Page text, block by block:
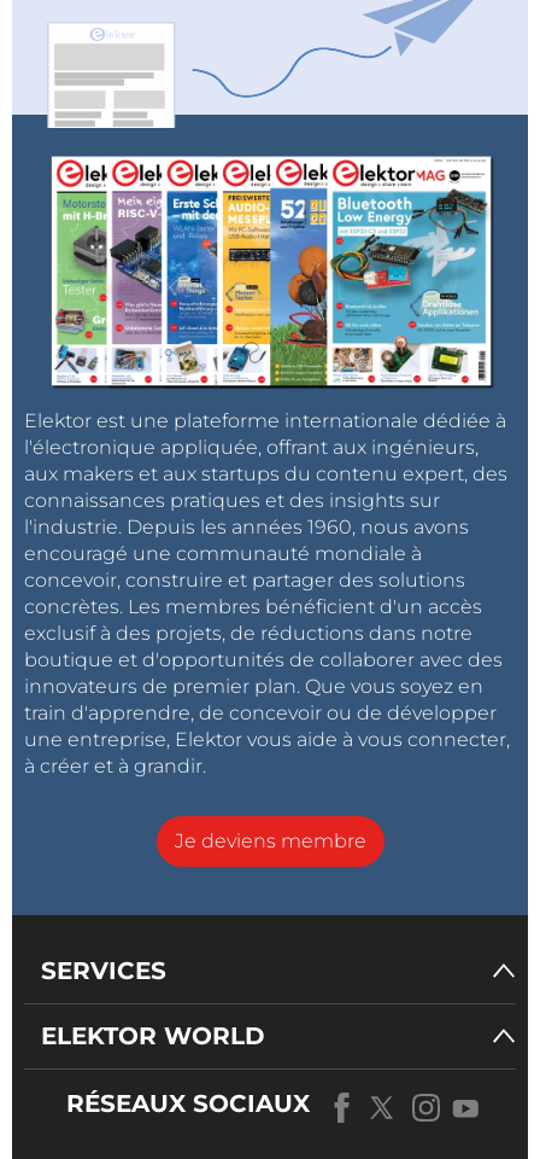
Elektor est une plateforme internationale dédiée à
l'électronique appliquée, offrant aux ingénieurs,
aux makers et aux startups du contenu expert, des
connaissances pratiques et des insights sur
l'industrie. Depuis les années 1960, nous avons
encouragé une communauté mondiale à
concevoir, construire et partager des solutions
concrètes. Les membres bénéficient d'un accès
exclusif à des projets, de réductions dans notre
boutique et d'opportunités de collaborer avec des
innovateurs de premier plan. Que vous soyez en
train d'apprendre, de concevoir ou de développer
une entreprise, Elektor vous aide à vous connecter,
à créer et à grandir.
Je deviens membre
SERVICES
ELEKTOR WORLD
RÉSEAUX SOCIAUX